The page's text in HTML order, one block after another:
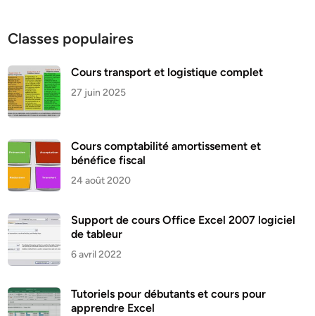
Classes populaires
Cours transport et logistique complet
27 juin 2025
Cours comptabilité amortissement et
bénéfice fiscal
24 août 2020
Support de cours Office Excel 2007 logiciel
de tableur
6 avril 2022
Tutoriels pour débutants et cours pour
apprendre Excel